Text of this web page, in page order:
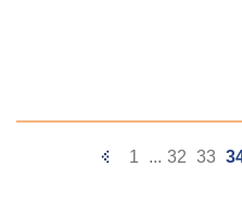
Previous
1 ... 32 33